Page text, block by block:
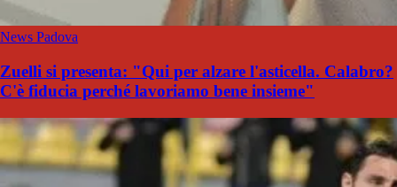
News Padova
Zuelli si presenta: "Qui per alzare l'asticella. Calabro?
C'è fiducia perché lavoriamo bene insieme"